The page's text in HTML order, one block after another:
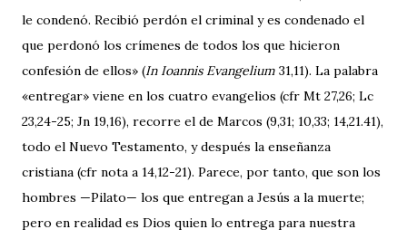
le condenó. Recibió perdón el criminal y es condenado el
que perdonó los crímenes de todos los que hicieron
confesión de ellos» (In Ioannis Evangelium 31,11). La palabra
«entregar» viene en los cuatro evangelios (cfr Mt 27,26; Lc
23,24-25; Jn 19,16), recorre el de Marcos (9,31; 10,33; 14,21.41),
todo el Nuevo Testamento, y después la enseñanza
cristiana (cfr nota a 14,12-21). Parece, por tanto, que son los
hombres —Pilato— los que entregan a Jesús a la muerte;
pero en realidad es Dios quien lo entrega para nuestra